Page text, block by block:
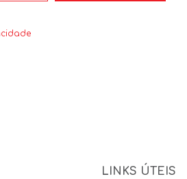
LINKS ÚTEIS